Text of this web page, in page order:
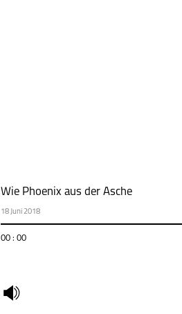
Wie Phoenix aus der Asche
18 Juni 2018
00 : 00